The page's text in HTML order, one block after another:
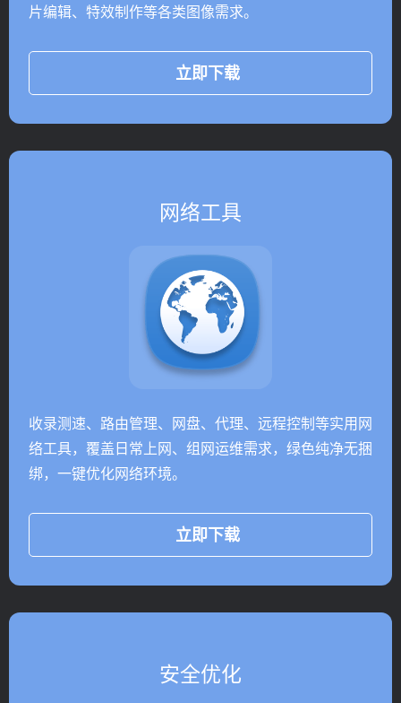
片编辑、特效制作等各类图像需求。
立即下载
网络工具
收录测速、路由管理、网盘、代理、远程控制等实用网
络工具，覆盖日常上网、组网运维需求，绿色纯净无捆
绑，一键优化网络环境。
立即下载
安全优化